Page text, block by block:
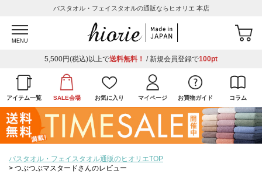
バスタオル・フェイスタオルの通販ならヒオリエ 本店
MENU
5,500円(税込)以上で送料無料！ / 新規会員登録で100pt
アイテム一覧 SALE会場 お気に入り マイページ お買物ガイド コラム
バスタオル・フェイスタオル通販のヒオリエTOP
つぶつぶマスタードさんのレビュー